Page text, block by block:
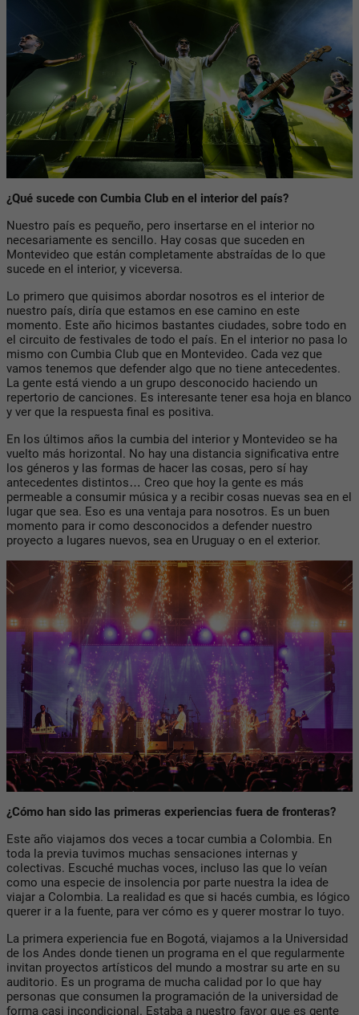
¿Qué sucede con Cumbia Club en el interior del país?
Nuestro país es pequeño, pero insertarse en el interior no
necesariamente es sencillo. Hay cosas que suceden en
Montevideo que están completamente abstraídas de lo que
sucede en el interior, y viceversa.
Lo primero que quisimos abordar nosotros es el interior de
nuestro país, diría que estamos en ese camino en este
momento. Este año hicimos bastantes ciudades, sobre todo en
el circuito de festivales de todo el país. En el interior no pasa lo
mismo con Cumbia Club que en Montevideo. Cada vez que
vamos tenemos que defender algo que no tiene antecedentes.
La gente está viendo a un grupo desconocido haciendo un
repertorio de canciones. Es interesante tener esa hoja en blanco
y ver que la respuesta final es positiva.
En los últimos años la cumbia del interior y Montevideo se ha
vuelto más horizontal. No hay una distancia significativa entre
los géneros y las formas de hacer las cosas, pero sí hay
antecedentes distintos… Creo que hoy la gente es más
permeable a consumir música y a recibir cosas nuevas sea en el
lugar que sea. Eso es una ventaja para nosotros. Es un buen
momento para ir como desconocidos a defender nuestro
proyecto a lugares nuevos, sea en Uruguay o en el exterior.
¿Cómo han sido las primeras experiencias fuera de fronteras?
Este año viajamos dos veces a tocar cumbia a Colombia. En
toda la previa tuvimos muchas sensaciones internas y
colectivas. Escuché muchas voces, incluso las que lo veían
como una especie de insolencia por parte nuestra la idea de
viajar a Colombia. La realidad es que si hacés cumbia, es lógico
querer ir a la fuente, para ver cómo es y querer mostrar lo tuyo.
La primera experiencia fue en Bogotá, viajamos a la Universidad
de los Andes donde tienen un programa en el que regularmente
invitan proyectos artísticos del mundo a mostrar su arte en su
auditorio. Es un programa de mucha calidad por lo que hay
personas que consumen la programación de la universidad de
forma casi incondicional. Estaba a nuestro favor que es gente